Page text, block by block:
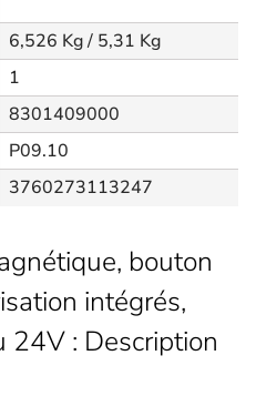
6,526 Kg / 5,31 Kg
1
8301409000
P09.10
3760273113247
bouton
intégrés,
: Description